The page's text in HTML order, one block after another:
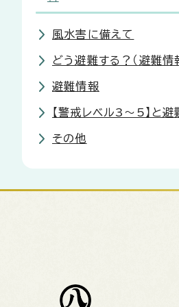
風水害に備えて
どう避難する？（避難情
避難情報
【警戒レベル3～5】と
その他